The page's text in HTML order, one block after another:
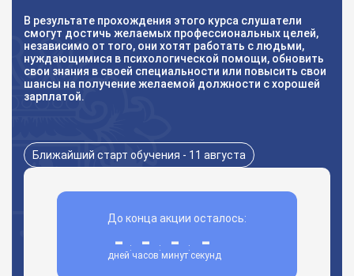
В результате прохождения этого курса слушатели
смогут достичь желаемых профессиональных целей,
независимо от того, они хотят работать с людьми,
нуждающимися в психологической помощи, обновить
свои знания в своей специальности или повысить свои
шансы на получение желаемой должности с хорошей
зарплатой.
Ближайший старт обучения - 11 августа
До конца акции осталось:
-
дней
: -
часов
: -
минут
: -
секунд